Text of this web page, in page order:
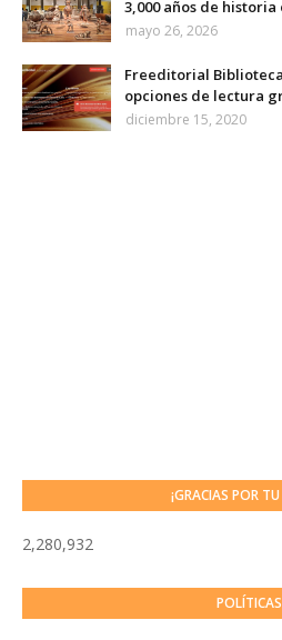
3,000 años de
mayo 26, 2026
Freeditorial
opciones de lectura
diciembre 15, 2020
¡GRACIAS POR
2,280,932
POLÍTICAS